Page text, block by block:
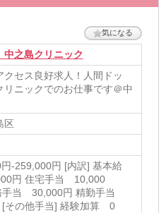
気になる
之島クリニック
クセス良好求人！人間ドッ
リニックでのお仕事です＠中
区
円-259,000円 [内訳] 基本給
円 住宅手当 10,000
手当 30,000円 精勤手当
[その他手当] 経験加算 0